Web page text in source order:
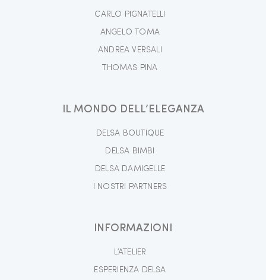
CARLO PIGNATELLI
ANGELO TOMA
ANDREA VERSALI
THOMAS PINA
IL MONDO DELL’ELEGANZA
DELSA BOUTIQUE
DELSA BIMBI
DELSA DAMIGELLE
I NOSTRI PARTNERS
INFORMAZIONI
L’ATELIER
ESPERIENZA DELSA